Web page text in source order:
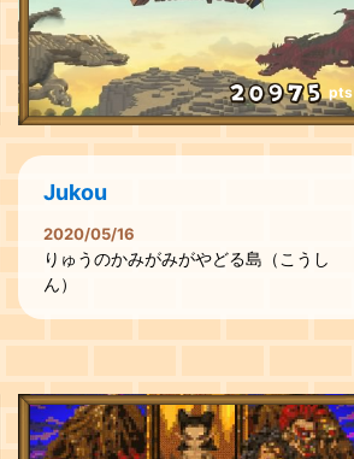
pts
Jukou
2020/05/16
りゅうのかみがみがやどる島（こうし
ん）